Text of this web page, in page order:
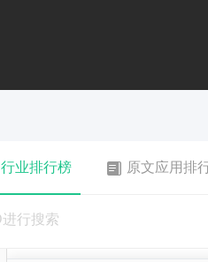
行业排行榜 原文应用排